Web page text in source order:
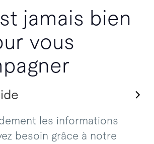
jamais bien
vous
les informations
besoin grâce à notre